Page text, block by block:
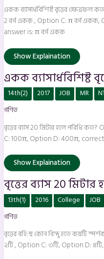
একক ব্যাসার্ধবিশিষ্ট বৃত্তের
2 বর্গ একক , Option C: π বর্গ
answer is: π বর্গ একক
হবে?
Show Explaination
একক ব্যাসার্ধবিশিষ্ট
14th(2) 2017 JOB MR
গণিত
বৃত্তের ব্যাস 20 মিটার হলে পরিধি
C: 100π, Option D: 400π,
বৃত্তের
ব্যাস
20
মিটার
পরিধি
কত?
Show Explaination
বৃত্তের ব্যাস 20
13th(1) 2016 College JOB
গণিত
বৃত্তের বহি:স্থ কোন বিন্দু হতে কয়টি
২টি , Option C: ৩টি, Option D:
বৃত্তের
বহি:স্থ
কোন
বিন্দু
কয়টি
স্পর্শক
আঁকা
যায়?